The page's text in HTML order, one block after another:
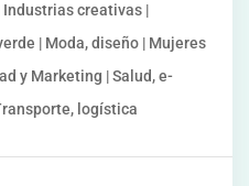
creativas |
| Moda, diseño | Mujeres
y Marketing | Salud, e-
logística